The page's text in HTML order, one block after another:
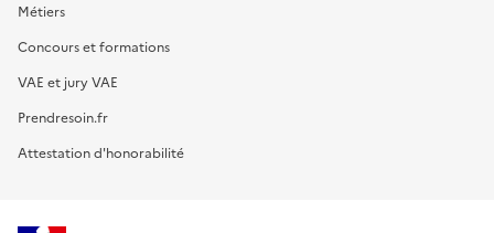
Métiers
Concours et formations
VAE et jury VAE
Prendresoin.fr
Attestation d'honorabilité